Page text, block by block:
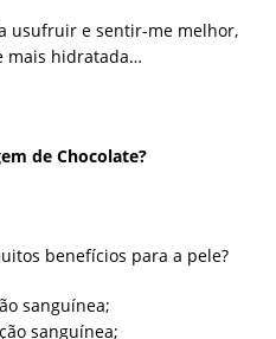
usufruir e sentir-me melhor,
mais hidratada…
de Chocolate?
benefícios para a pele?
sanguínea;
sanguínea;